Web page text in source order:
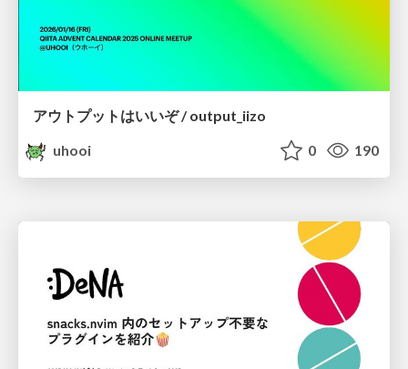
アウトプットはいいぞ / output_iizo
uhooi
0 190